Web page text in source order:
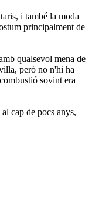
i també la moda
principalment de
qualsevol mena de
però no n'hi ha
sovint era
cap de pocs anys,